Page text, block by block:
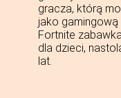
gracza, którą
jako gamingową
Fortnite
dla dzieci,
lat.